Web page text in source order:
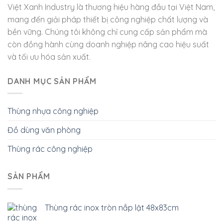
Việt Xanh Industry là thương hiệu hàng đầu tại Việt Nam,
mang đến giải pháp thiết bị công nghiệp chất lượng và
bền vững. Chúng tôi không chỉ cung cấp sản phẩm mà
còn đồng hành cùng doanh nghiệp nâng cao hiệu suất
và tối ưu hóa sản xuất.
DANH MỤC SẢN PHẨM
Thùng nhựa công nghiệp
Đồ dùng văn phòng
Thùng rác công nghiệp
SẢN PHẨM
Thùng rác inox tròn nắp lật 48x83cm